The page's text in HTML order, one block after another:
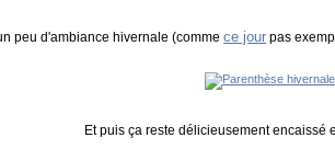
peu d'ambiance hivernale (commece jour pas
Et puis ça reste délicieusement encaissé